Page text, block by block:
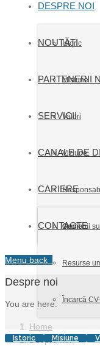
DESPRE NOI
Istoric
Misiune
Valori
Viziune
mediu
NOUTĂȚI
PARTENERII
SERVICII
CANALE DE
CARIERE
Oamenii
Resurse
Încarcă
CONTACTE
Menu back
Despre noi
You are here:
Home
Despre noi
Istoric Misiune